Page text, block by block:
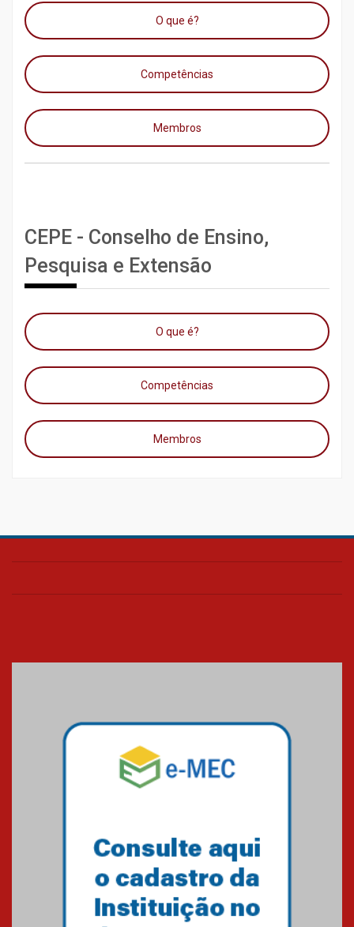
O que é?
Competências
Membros
CEPE - Conselho de Ensino,
Pesquisa e Extensão
O que é?
Competências
Membros